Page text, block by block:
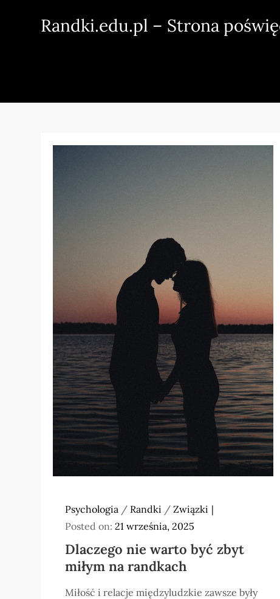
Randki.edu.pl – Strona
Psychologia / Randki /Związki
Posted on:21 września, 2025
Dlaczego nie warto być zbyt
miłym na randkach
Miłość i relacje międzyludzkie zawsze były